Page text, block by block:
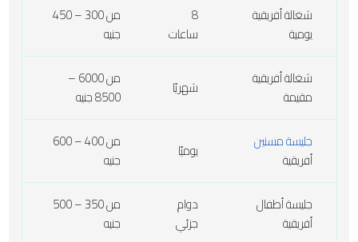
شغالة أفريقية
يومية
8
ساعات
من 300 – 450
جنيه
شغالة أفريقية
مقيمة
شهريًا
من 6000 –
8500 جنيه
جليسة مسنين
أفريقية
يوميًا
من 400 – 600
جنيه
جليسة أطفال
أفريقية
دوام
جزئي
من 350 – 500
جنيه